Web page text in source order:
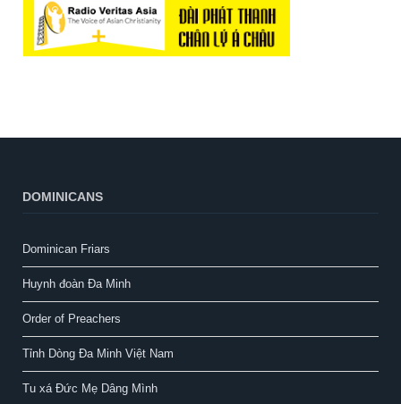
DOMINICANS
Dominican Friars
Huynh đoàn Đa Minh
Order of Preachers
Tỉnh Dòng Đa Minh Việt Nam
Tu xá Đức Mẹ Dâng Mình